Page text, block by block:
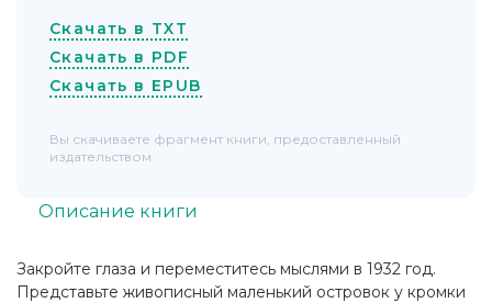
Закройте глаза и переместитесь мыслями в 1932 год.
Представьте живописный маленький островок у кромки
Описание книги
Скачать в TXT
Скачать в PDF
Скачать в EPUB
Вы скачиваете фрагмент книги, предоставленный
издательством